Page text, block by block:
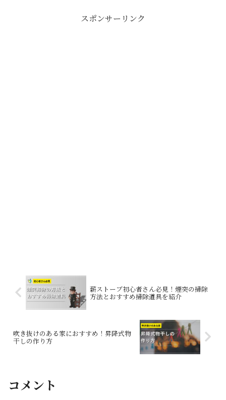
スポンサーリンク
薪ストーブ初心者さん必見！煙突の掃除
方法とおすすめ掃除道具を紹介
吹き抜けのある家におすすめ！昇降式物
干しの作り方
コメント